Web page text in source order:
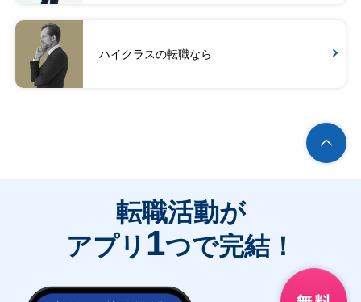
ハイクラスの転職なら
転職活動が
アプリ 1つで完結！